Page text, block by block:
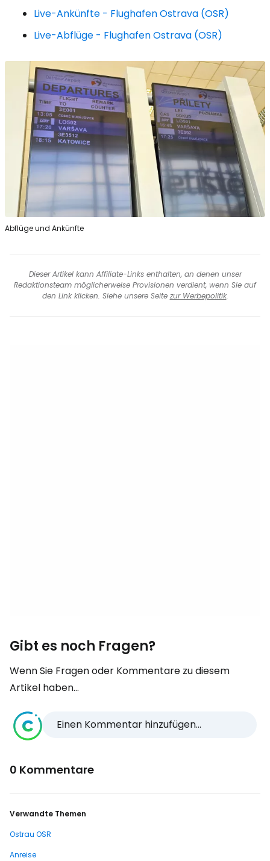
Live-Ankünfte - Flughafen Ostrava (OSR)
Live-Abflüge - Flughafen Ostrava (OSR)
Abflüge und Ankünfte
Dieser Artikel kann Affiliate-Links enthalten, an denen unser
Redaktionsteam möglicherweise Provisionen verdient, wenn Sie auf
den Link klicken. Siehe unsere Seite zur Werbepolitik.
Gibt es noch Fragen?
Wenn Sie Fragen oder Kommentare zu diesem
Artikel haben...
Einen Kommentar hinzufügen...
0 Kommentare
Verwandte Themen
Ostrau OSR
Anreise